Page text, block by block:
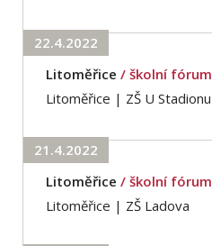
22.4.2022
Litoměřice / školní fórum
Litoměřice | ZŠ U Stadionu
21.4.2022
Litoměřice / školní fórum
Litoměřice | ZŠ Ladova